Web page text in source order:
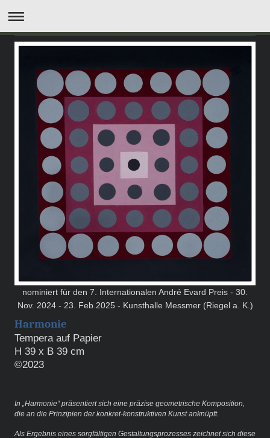
nominiert für den 7. Internationalen André Evard Preis - 30.
Nov. 2024 - 23. Feb.2025 - Kunsthalle Messmer (Riegel a. K.)
Harmonie
Tempera auf Papier
H 39 x B 39 cm
©2023
In „Harmonie“ präsentiert sich eine präzise geometrische Komposition,
die an die Prinzipien der konkret-konstruktiven Kunst anknüpft.
Als Ergebnis eines sorgfältigen Gestaltungsprozesses zeichnet sich diese